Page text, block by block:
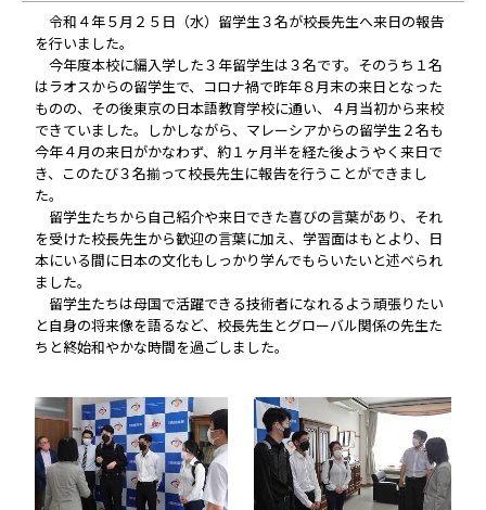
令和４年５月２５日（水）留学生３名が校長先生へ来日の報告
を行いました。
今年度本校に編入学した３年留学生は３名です。そのうち１名
はラオスからの留学生で、コロナ禍で昨年８月末の来日となった
ものの、その後東京の日本語教育学校に通い、４月当初から来校
できていました。しかしながら、マレーシアからの留学生２名も
今年４月の来日がかなわず、約１ヶ月半を経た後ようやく来日で
き、このたび３名揃って校長先生に報告を行うことができまし
た。
留学生たちから自己紹介や来日できた喜びの言葉があり、それ
を受けた校長先生から歓迎の言葉に加え、学習面はもとより、日
本にいる間に日本の文化もしっかり学んでもらいたいと述べられ
ました。
留学生たちは母国で活躍できる技術者になれるよう頑張りたい
と自身の将来像を語るなど、校長先生とグローバル関係の先生た
ちと終始和やかな時間を過ごしました。